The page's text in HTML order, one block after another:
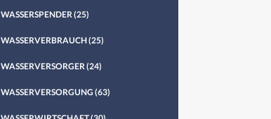
WASSERSPENDER (25)
WASSERVERBRAUCH(25)
WASSERVERSORGER (24)
WASSERVERSORGUNG (63)